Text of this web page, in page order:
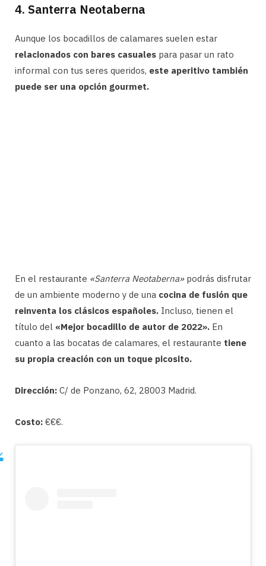
4. Santerra Neotaberna
Aunque los bocadillos de calamares suelen estar
relacionados con bares casuales para pasar un rato
informal con tus seres queridos, este aperitivo también
puede ser una opción gourmet.
En el restaurante «Santerra Neotaberna»podrás disfrutar
de un ambiente moderno y de una cocina de fusión que
reinventa los clásicos españoles. Incluso, tienen el
título del «Mejor bocadillo de autor de 2022». En
cuanto a las bocatas de calamares, el restaurante tiene
su propia creación con un toque picosito.
Dirección: C/ de Ponzano, 62, 28003 Madrid.
Costo: €€€.